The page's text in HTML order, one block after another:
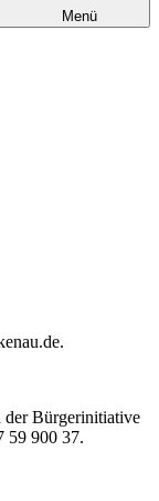
Menü
der Bürgerinitiative
59 900 37.